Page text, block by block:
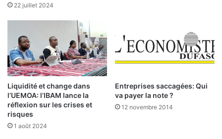
n
a
r
a
u
n
e
b
a
i
t
a
B
R
V
M
d
u
2
22 juillet 2024
Liquidité et change dans
l’UEMOA: l’IBAM lance la
réflexion sur les crises et
risques
1 août 2024
Entreprises saccagées: Qui
va payer la note ?
12 novembre 2014